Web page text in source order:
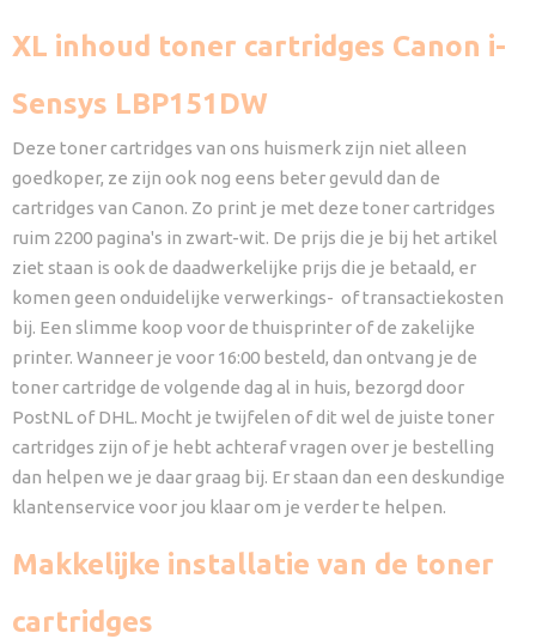
XL inhoud toner cartridges Canon i-
Sensys LBP151DW
Deze toner cartridges van ons huismerk zijn niet alleen
goedkoper, ze zijn ook nog eens beter gevuld dan de
cartridges van Canon. Zo print je met deze toner cartridges
ruim 2200 pagina's in zwart-wit. De prijs die je bij het artikel
ziet staan is ook de daadwerkelijke prijs die je betaald, er
komen geen onduidelijke verwerkings- of transactiekosten
bij. Een slimme koop voor de thuisprinter of de zakelijke
printer. Wanneer je voor 16:00 besteld, dan ontvang je de
toner cartridge de volgende dag al in huis, bezorgd door
PostNL of DHL. Mocht je twijfelen of dit wel de juiste toner
cartridges zijn of je hebt achteraf vragen over je bestelling
dan helpen we je daar graag bij. Er staan dan een deskundige
klantenservice voor jou klaar om je verder te helpen.
Makkelijke installatie van de toner
cartridges